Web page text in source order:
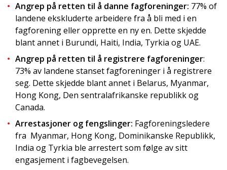
Angrep på retten til å danne fagforeninger: 77% of
landene ekskluderte arbeidere fra å bli med i en
fagforening eller opprette en ny en. Dette skjedde
blant annet i Burundi, Haiti, India, Tyrkia og UAE.
Angrep på retten til å registrere fagforeninger:
73% av landene stanset fagforeninger i å registrere
seg. Dette skjedde blant annet i Belarus, Myanmar,
Hong Kong, Den sentralafrikanske republikk og
Canada.
Arrestasjoner og fengslinger: Fagforeningsledere
fra Myanmar, Hong Kong, Dominikanske Republikk,
India og Tyrkia ble arrestert som følge av sitt
engasjement i fagbevegelsen.